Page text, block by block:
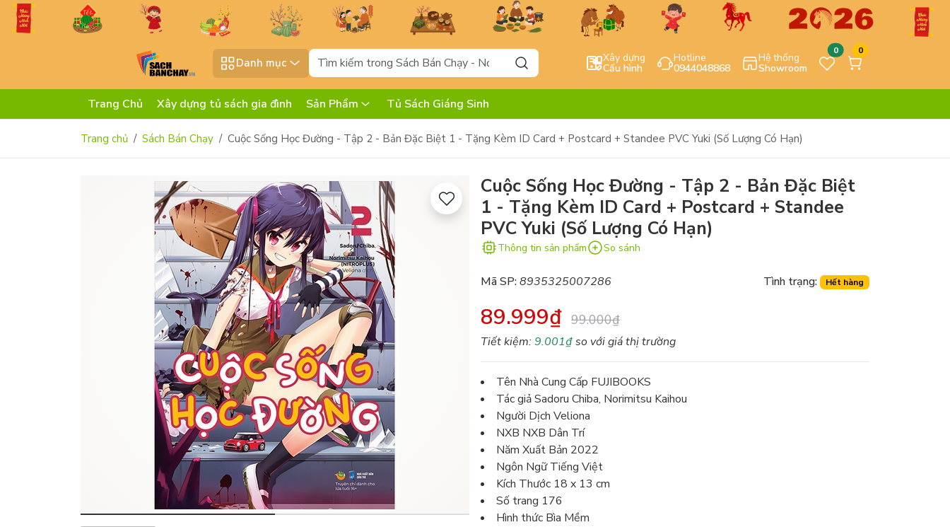
Danh mục Xây dựng
Cấu hình
Hotline
0944048868
Hệ thống
Showroom
0 0
Trang Chủ Xây dựng tủ sách gia đình Sản Phẩm Tủ Sách Giáng Sinh
Trang chủ Sách Bán Chạy Cuộc Sống Học Đường - Tập 2 - Bản Đặc Biệt 1 - Tặng Kèm ID Card + Postcard + Standee PVC Yuki (Số Lượng Có Hạn)
Cuộc Sống Học Đường - Tập 2 - Bản Đặc Biệt
1 - Tặng Kèm ID Card + Postcard + Standee
PVC Yuki (Số Lượng Có Hạn)
Thông tin sản phẩm So sánh
Mã SP:8935325007286 Tình trạng: Hết hàng
89.999₫ 99.000₫
Tiết kiệm:9.001₫so với giá thị trường
Tên Nhà Cung Cấp FUJIBOOKS
Tác giả Sadoru Chiba, Norimitsu Kaihou
Người Dịch Veliona
NXB NXB Dân Trí
Năm Xuất Bản 2022
Ngôn Ngữ Tiếng Việt
Kích Thước 18 x 13 cm
Số trang 176
Hình thức Bìa Mềm